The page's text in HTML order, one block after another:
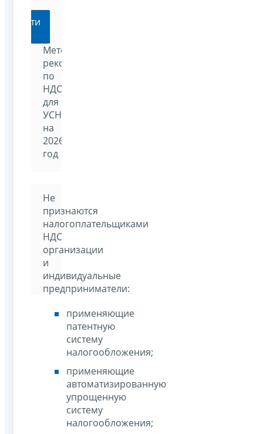
Перейти
Методические
рекомендации
по
НДС
для
УСН
на
2026
год
Не
признаются
налогоплательщиками
НДС
организации
и
индивидуальные
предприниматели:
применяющие
патентную
систему
налогообложения;
применяющие
автоматизированную
упрощенную
систему
налогообложения;